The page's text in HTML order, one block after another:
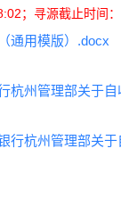
；寻源截止时间
通用模版）.docx
杭州管理部关于
行杭州管理部关